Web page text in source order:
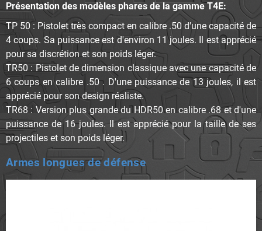
Présentation des modèles phares de la gamme T4E:
TP 50 : Pistolet très compact en calibre .50 d'une capacité de
4 coups. Sa puissance est d'environ 11 joules. Il est apprécié
pour sa discrétion et son poids léger.
TR50: Pistolet de dimension classique avec une capacité de
6 coups en calibre .50 . D'une puissance de 13 joules, il est
apprécié pour son design réaliste.
TR68 : Version plus grande du HDR50 en calibre .68 et d'une
puissance de 16 joules. Il est apprécié pour la taille de ses
projectiles et son poids léger.
Armes longues de défense